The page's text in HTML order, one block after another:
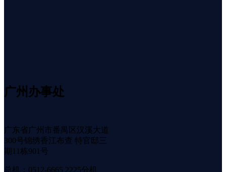
广州办事处
广东省广州市番禺区汉溪大道
300号锦绣香江布查 特官邸三
期11栋901号
总机：0512-6665 2225分机